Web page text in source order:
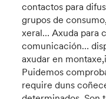
contactos para
grupos de
xeral… Axuda para
comunicación…
axudar en
Puidemos
require duns